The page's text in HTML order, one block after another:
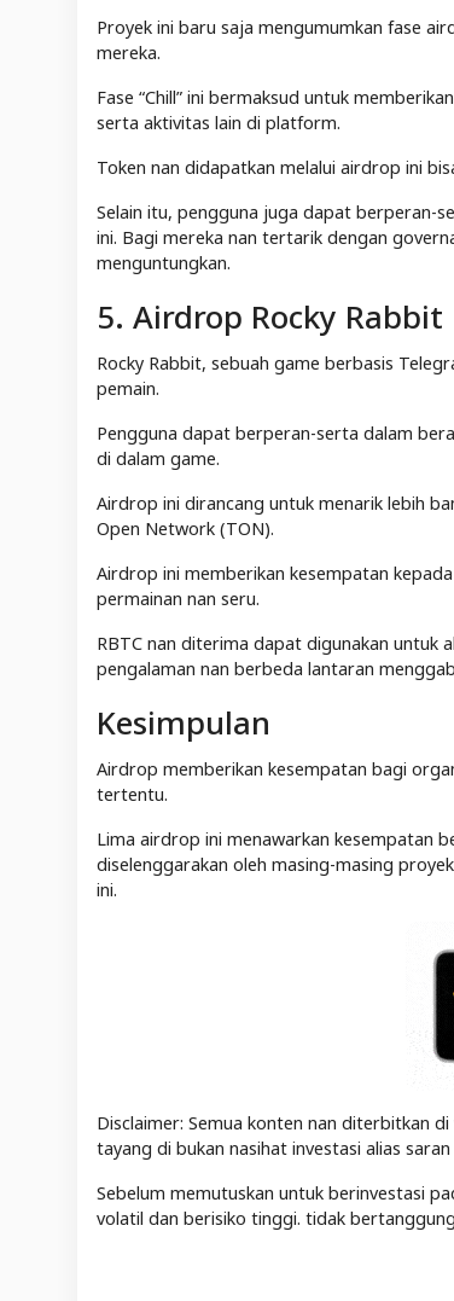
Proyek ini baru saja mengumumkan fase
mereka.
Fase “Chill” ini bermaksud untuk
serta aktivitas lain di platform.
Token nan didapatkan melalui airdrop ini
Selain itu, pengguna juga dapat berperan-
ini. Bagi mereka nan tertarik dengan
menguntungkan.
5. Airdrop Rocky Rabbit
Rocky Rabbit, sebuah game berbasis
pemain.
Pengguna dapat berperan-serta dalam
di dalam game.
Airdrop ini dirancang untuk menarik lebih
Open Network (TON).
Airdrop ini memberikan kesempatan
permainan nan seru.
RBTC nan diterima dapat digunakan untuk
pengalaman nan berbeda lantaran
Kesimpulan
Airdrop memberikan kesempatan bagi
tertentu.
Lima airdrop ini menawarkan kesempatan
diselenggarakan oleh masing-masing
ini.
Disclaimer: Semua konten nan diterbitkan
tayang di bukan nasihat investasi alias
Sebelum memutuskan untuk berinvestasi
volatil dan berisiko tinggi. tidak